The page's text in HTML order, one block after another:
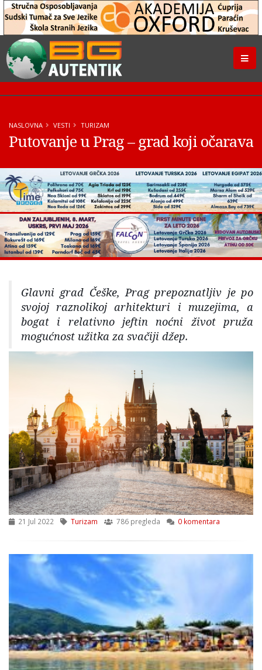
NASLOVNA VESTI TURIZAM
Putovanje u Prag – grad koji očarava
Glavni grad Češke, Prag prepoznatljiv je po
svojoj raznolikoj arhitekturi i muzejima, a
bogat i relativno jeftin noćni život pruža
mogućnost užitka za svačiji džep.
21 Jul 2022 Turizam 786 pregleda 0 komentara